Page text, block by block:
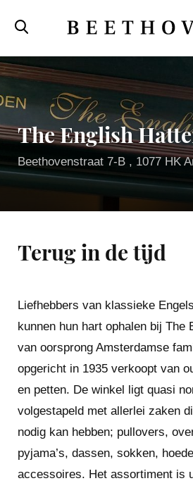
The English
Beethovenstraat 7-B , 1077 HK
Terug in de tijd
Liefhebbers van klassieke
kunnen hun hart ophalen bij The
van oorsprong Amsterdamse
opgericht in 1935 verkoopt van
en petten. De winkel ligt quasi
volgestapeld met allerlei zaken
nodig kan hebben; pullovers,
pyjama’s, dassen, sokken,
accessoires. Het assortiment is
De Beethovenstraat is één van
Amsterdamse winkelstraten met
geschiedenis en een grote
kwaliteitswinkels. Van mode tot
beauty tot boeken, van originele
sieraden. Hier vind je een mix
kwaliteitsmerken en locale
winkeliers in de Beethovenstraat